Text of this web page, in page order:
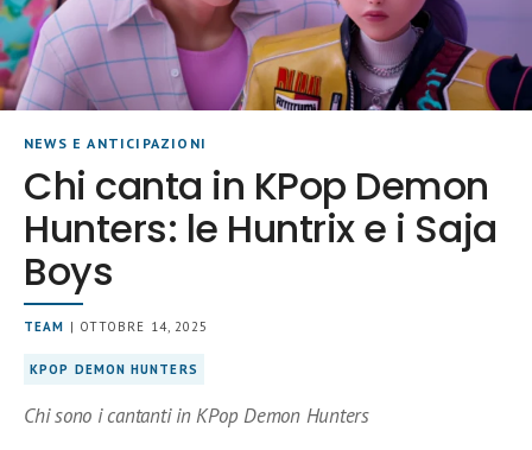
NEWS E ANTICIPAZIONI
Chi canta in KPop Demon
Hunters: le Huntrix e i Saja
Boys
TEAM | OTTOBRE 14, 2025
KPOP DEMON HUNTERS
Chi sono i cantanti in KPop Demon Hunters